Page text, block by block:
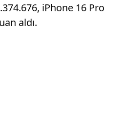
iPhone 16 Pro
aldı.